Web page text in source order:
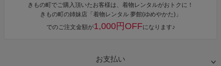
きもの町でご購入頂いたお客様は、着物レンタルがおトクに！
きもの町の姉妹店「着物レンタル 夢館(ゆめやかた)」
でのご注文金額が1,000円OFFになります♪
お支払い